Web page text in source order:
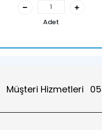
Adet
Müşteri Hizmetleri